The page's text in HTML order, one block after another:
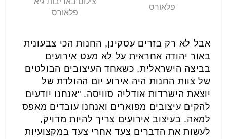
פלאורס
פלאורס
אבל לא רק בזרים עסקינן, החנות הכי צבעונית
באור יהודה אחראית על לא מעט אירועים
בביצה הישראלית, כשאחד העיצובים הבולטים
של צוות החנות היה אירוע יום ההולדת של
יוצאת הישרדות אודליה סוויסה. "אנחנו יודעים
להקים עיצובים מפוארים ואנחנו עובדים מאפס
למאה. בעיצוב אירועים צריך להיות מדויק,
לעשות את הדברים צעד אחרי צעד במקצועיות